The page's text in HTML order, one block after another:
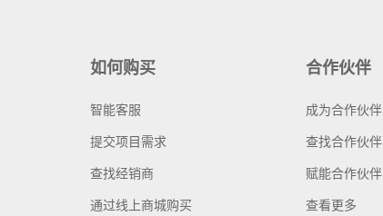
如何购买
智能客服
提交项目需求
查找经销商
通过线上商城购买
合作伙伴
成为合作伙伴
查找合作伙伴
赋能合作伙伴
查看更多